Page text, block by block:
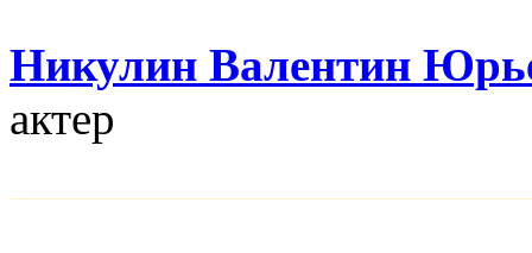
Никулин Валентин
актер